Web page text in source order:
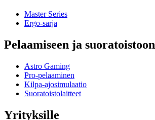
Master Series
Ergo-sarja
Pelaamiseen ja suoratoistoon
Astro Gaming
Pro-pelaaminen
Kilpa-ajosimulaatio
Suoratoistolaitteet
Yrityksille